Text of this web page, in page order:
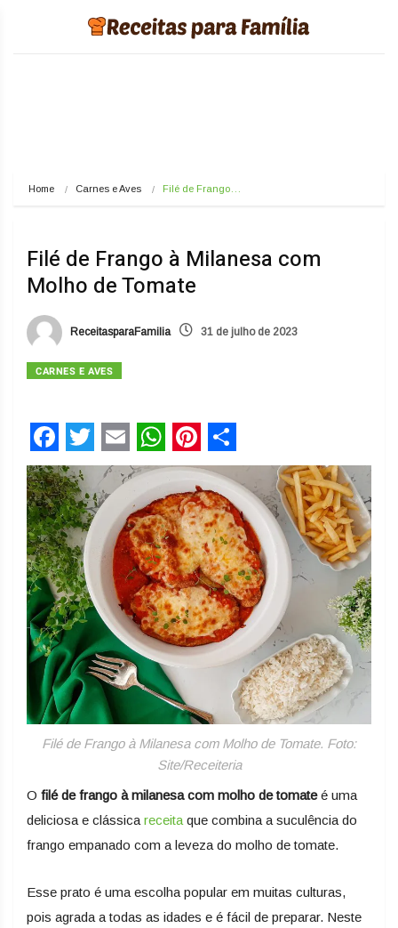
Home Carnes e Aves Filé de Frango…
Filé de Frango à Milanesa com
Molho de Tomate
ReceitasparaFamilia 31 de julho de 2023
CARNES E AVES
Facebook
Twitter
EmailWhatsApp
Pinterest
Share
Filé de Frango à Milanesa com Molho de Tomate. Foto:
Site/Receiteria
O filé de frango à milanesa com molho de tomateé uma
deliciosa e clássica receita que combina a suculência do
frango empanado com a leveza do molho de tomate.
Esse prato é uma escolha popular em muitas culturas,
pois agrada a todas as idades e é fácil de preparar. Neste